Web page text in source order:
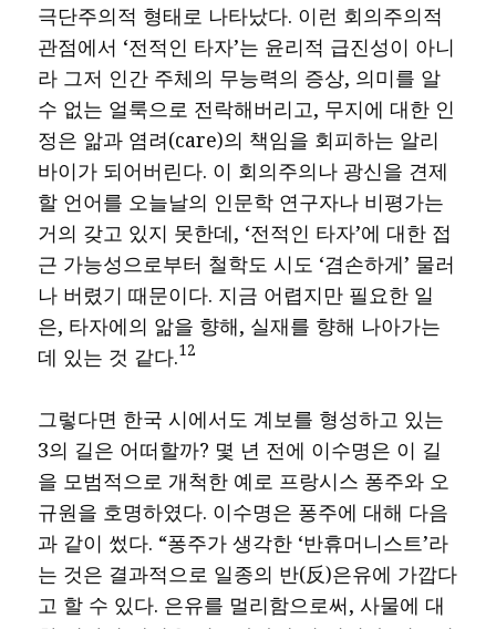
극단주의적 형태로 나타났다. 이런 회의주의적
관점에서 ‘전적인 타자’는 윤리적 급진성이 아니
라 그저 인간 주체의 무능력의 증상, 의미를 알
수 없는 얼룩으로 전락해버리고, 무지에 대한 인
정은 앎과 염려(care)의 책임을 회피하는 알리
바이가 되어버린다. 이 회의주의나 광신을 견제
할 언어를 오늘날의 인문학 연구자나 비평가는
거의 갖고 있지 못한데, ‘전적인 타자’에 대한 접
근 가능성으로부터 철학도 시도 ‘겸손하게’ 물러
나 버렸기 때문이다. 지금 어렵지만 필요한 일
은, 타자에의 앎을 향해, 실재를 향해 나아가는
데 있는 것 같다.12
그렇다면 한국 시에서도 계보를 형성하고 있는
3의 길은 어떠할까? 몇 년 전에 이수명은 이 길
을 모범적으로 개척한 예로 프랑시스 퐁주와 오
규원을 호명하였다. 이수명은 퐁주에 대해 다음
과 같이 썼다. “퐁주가 생각한 ‘반휴머니스트’라
는 것은 결과적으로 일종의 반(反)은유에 가깝다
고 할 수 있다. 은유를 멀리함으로써, 사물에 대